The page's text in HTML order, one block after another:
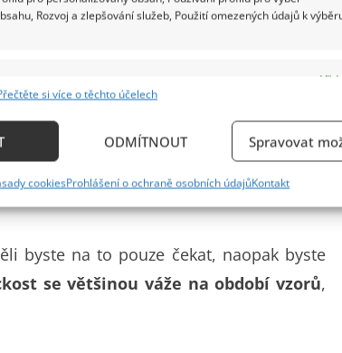
Rozvoj a zlepšování služeb, Použití omezených údajů k
základě automaticky přenášených informací.
informací.
Poskytování a zobrazování reklamy a
a sdělování voleb ochrany osobních údajů.
si více o těchto účelech
ODMÍTNOUT Spravovat
cookiesProhlášení o ochraně osobních údajůKontakt
co když je ale některé z nich sobec
nechtějí. Nechtějí půjčit nic, s čím si ani
s nezájmem odložily.
, ale jejich dítě se nechová podle jejich
přejde.
byste na to pouze čekat, naopak byste
se většinou váže na období vzorů,